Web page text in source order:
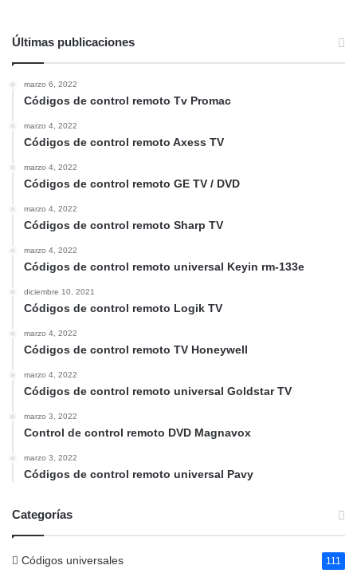
Últimas publicaciones
marzo 6, 2022
Códigos de control remoto Tv Promac
marzo 4, 2022
Códigos de control remoto Axess TV
marzo 4, 2022
Códigos de control remoto GE TV / DVD
marzo 4, 2022
Códigos de control remoto Sharp TV
marzo 4, 2022
Códigos de control remoto universal Keyin rm-133e
diciembre 10, 2021
Códigos de control remoto Logik TV
marzo 4, 2022
Códigos de control remoto TV Honeywell
marzo 4, 2022
Códigos de control remoto universal Goldstar TV
marzo 3, 2022
Control de control remoto DVD Magnavox
marzo 3, 2022
Códigos de control remoto universal Pavy
Categorías
Códigos universales 111